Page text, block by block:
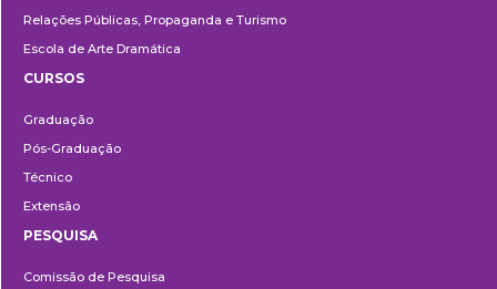
Relações Públicas, Propaganda e Turismo
Escola de Arte Dramática
CURSOS
Graduação
Pós-Graduação
Técnico
Extensão
PESQUISA
Comissão de Pesquisa